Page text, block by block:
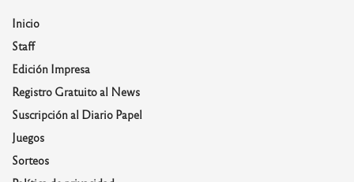
Inicio
Staff
Edición Impresa
Registro Gratuito al News
Suscripción al Diario Papel
Juegos
Sorteos